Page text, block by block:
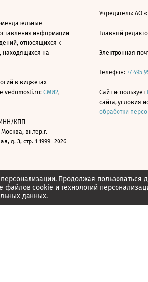
Продолжая пользоваться
файлов cookie и технологий
данных.
информации
относящихся к
находящихся на
в виджетах
vedomosti.ru: СМИ2,
КПП
Москва, вн.тер.г.
д. 3, стр. 1 1999—2026
Учредитель: АО
Главный
Электронная
Телефон: +7 495
Сайт использует
сайта, условия
обработки